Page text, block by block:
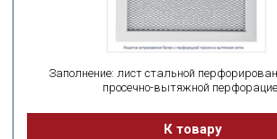
Заполнение: лист стальной
просечно-вытяжной
К товару